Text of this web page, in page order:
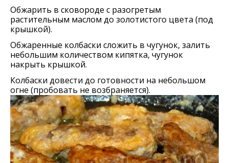
Обжарить в сковороде с разогретым
растительным маслом до золотистого цвета (под
крышкой).
Обжаренные колбаски сложить в чугунок, залить
небольшим количеством кипятка, чугунок
накрыть крышкой.
Колбаски довести до готовности на небольшом
огне (пробовать не возбраняется).